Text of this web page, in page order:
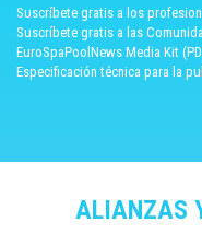
Suscríbete gratis a los
Suscríbete gratis a las
EuroSpaPoolNews Media Kit
Especificación técnica para la
ALIANZAS